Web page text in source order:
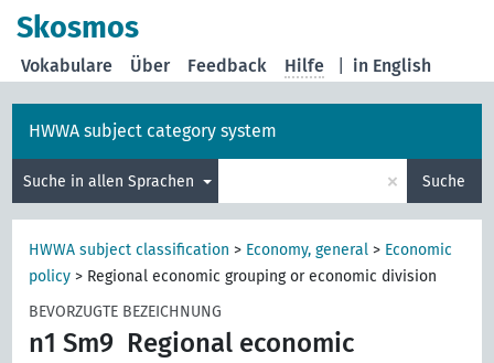
Skosmos
in English
Vokabulare Über Feedback Hilfe
HWWA subject category system
Suche in allen Sprachen × Suche
HWWA subject classification > Economy, general > Economic
policy > Regional economic grouping or economic division
BEVORZUGTE BEZEICHNUNG
n1 Sm9 Regional economic